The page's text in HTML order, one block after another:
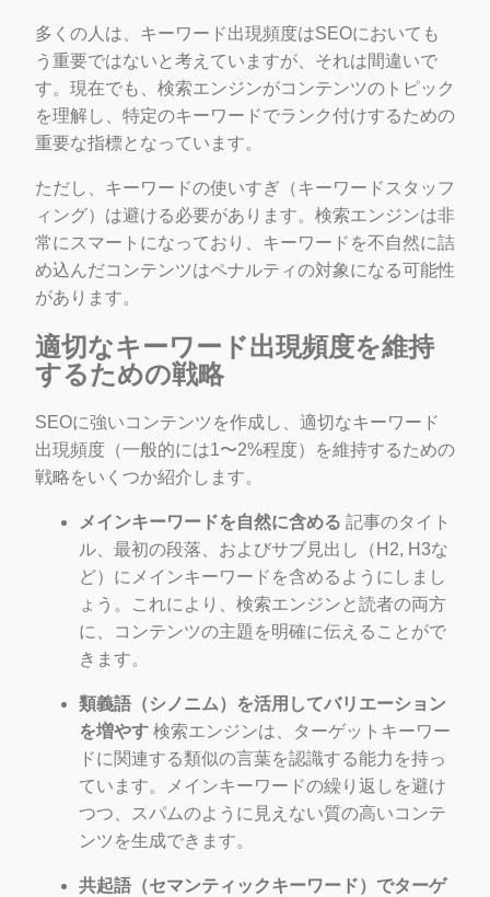
多くの人は、キーワード出現頻度はSEOにおいても
う重要ではないと考えていますが、それは間違いで
す。現在でも、検索エンジンがコンテンツのトピック
を理解し、特定のキーワードでランク付けするための
重要な指標となっています。
ただし、キーワードの使いすぎ（キーワードスタッフ
ィング）は避ける必要があります。検索エンジンは非
常にスマートになっており、キーワードを不自然に詰
め込んだコンテンツはペナルティの対象になる可能性
があります。
適切なキーワード出現頻度を維持
するための戦略
SEOに強いコンテンツを作成し、適切なキーワード
出現頻度（一般的には1〜2%程度）を維持するための
戦略をいくつか紹介します。
メインキーワードを自然に含める 記事のタイト
ル、最初の段落、およびサブ見出し（H2, H3な
ど）にメインキーワードを含めるようにしまし
ょう。これにより、検索エンジンと読者の両方
に、コンテンツの主題を明確に伝えることがで
きます。
類義語（シノニム）を活用してバリエーション
を増やす 検索エンジンは、ターゲットキーワー
ドに関連する類似の言葉を認識する能力を持っ
ています。メインキーワードの繰り返しを避け
つつ、スパムのように見えない質の高いコンテ
ンツを生成できます。
共起語（セマンティックキーワード）でターゲ